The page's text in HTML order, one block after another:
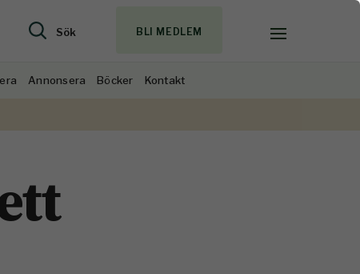
Sök BLI MEDLEM
Annonsera Böcker Kontakt